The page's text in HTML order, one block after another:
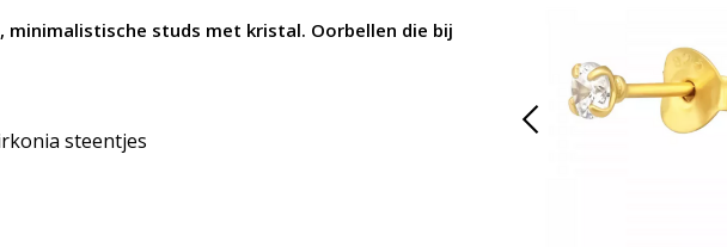
studs met kristal. Oorbellen die bij
steentjes